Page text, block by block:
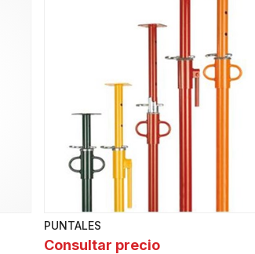
PUNTALES
Consultar precio